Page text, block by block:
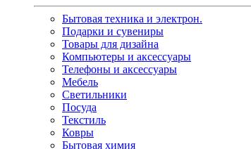
Бытовая техника и электрон.
Подарки и сувениры
Товары для дизайна
Компьютеры и аксессуары
Телефоны и аксессуары
Мебель
Светильники
Посуда
Текстиль
Ковры
Бытовая химия